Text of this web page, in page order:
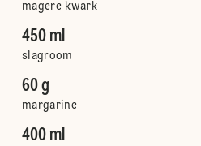
magere kwark
450 ml
slagroom
60 g
margarine
400 ml